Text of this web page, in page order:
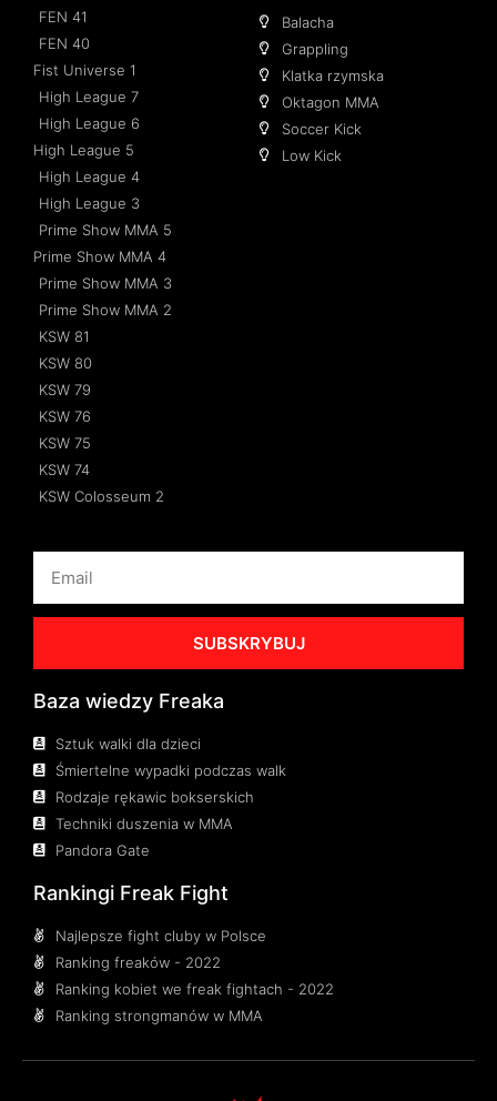
FEN 41
FEN 40
Fist Universe 1
High League 7
High League 6
High League 5
High League 4
High League 3
Prime Show MMA 5
Prime Show MMA 4
Prime Show MMA 3
Prime Show MMA 2
KSW 81
KSW 80
KSW 79
KSW 76
KSW 75
KSW 74
KSW Colosseum 2
Balacha
Grappling
Klatka rzymska
Oktagon MMA
Soccer Kick
Low Kick
SUBSKRYBUJ
Baza wiedzy Freaka
Sztuk walki dla dzieci
Śmiertelne wypadki podczas walk
Rodzaje rękawic bokserskich
Techniki duszenia w MMA
Pandora Gate
Rankingi Freak Fight
Najlepsze fight cluby w Polsce
Ranking freaków - 2022
Ranking kobiet we freak fightach - 2022
Ranking strongmanów w MMA